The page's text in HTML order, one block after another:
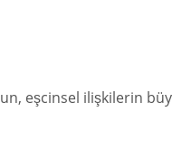
eşcinsel ilişkilerin